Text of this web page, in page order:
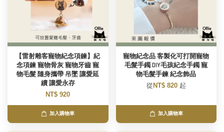
【雷射雕客寵物紀念項鍊】紀
念項鍊 寵物骨灰 寵物牙齒 寵
物毛髮 隨身攜帶 吊墜 讓愛延
續 讓愛永存
NT$ 920
加入購物車
寵物紀念品 客製化可打開寵物
毛髮手鐲 DIY毛孩紀念手鐲 寵
物毛髮手鍊 紀念飾品
從 NT$ 820 起
加入購物車